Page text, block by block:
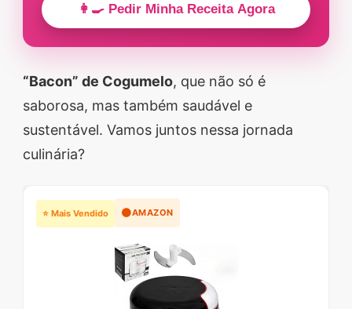
👩‍🍳 Pedir Minha Receita Agora
“Bacon” de Cogumelo, que não só é
saborosa, mas também saudável e
sustentável. Vamos juntos nessa jornada
culinária?
⭐ Mais Vendido 🟠AMAZON